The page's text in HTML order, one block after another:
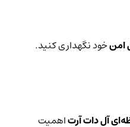
امنخود نگهداری کنید.
آل دات آرتاهمیت